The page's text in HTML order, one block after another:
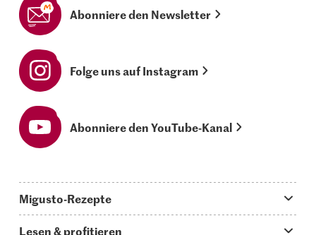
Abonniere den Newsletter
Folge uns auf Instagram
Abonniere den YouTube-Kanal
Migusto-Rezepte
Lesen & profitieren